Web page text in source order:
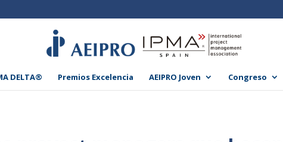
DELTA® Premios Excelencia AEIPRO Joven Congreso